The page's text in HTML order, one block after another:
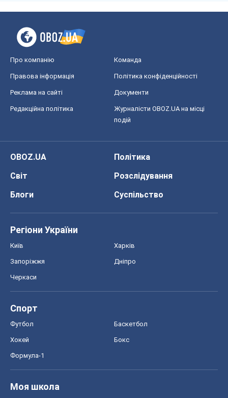
Про компанію Команда
Правова інформація Політика конфіденційності
Реклама на сайті Документи
Редакційна політика
Журналісти OBOZ.UA на місці
подій
OBOZ.UA
Політика
Світ
Розслідування
Блоги
Суспільство
Регіони України
Київ Харків
Запоріжжя Дніпро
Черкаси
Спорт
Футбол Баскетбол
Хокей Бокс
Формула-1
Моя школа